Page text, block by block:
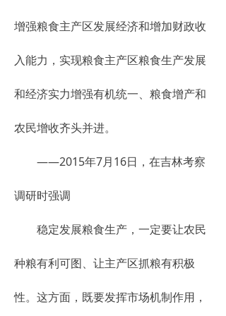
增强粮食主产区发展经济和增加财政收
入能力，实现粮食主产区粮食生产发展
和经济实力增强有机统一、粮食增产和
农民增收齐头并进。
——2015年7月16日，在吉林考察
调研时强调
稳定发展粮食生产，一定要让农民
种粮有利可图、让主产区抓粮有积极
性。这方面，既要发挥市场机制作用，